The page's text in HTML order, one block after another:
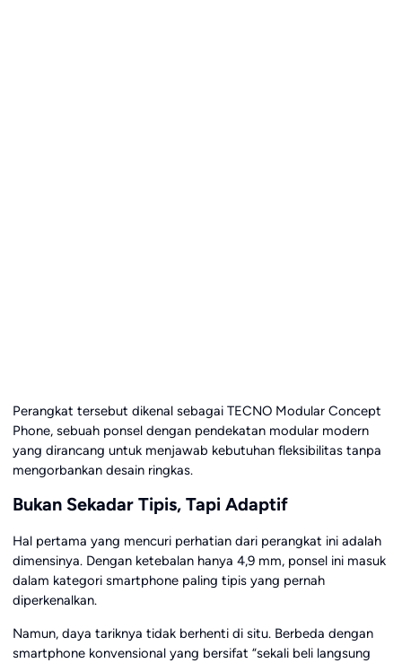
Perangkat tersebut dikenal sebagai TECNO Modular Concept
Phone, sebuah ponsel dengan pendekatan modular modern
yang dirancang untuk menjawab kebutuhan fleksibilitas tanpa
mengorbankan desain ringkas.
Bukan Sekadar Tipis, Tapi Adaptif
Hal pertama yang mencuri perhatian dari perangkat ini adalah
dimensinya. Dengan ketebalan hanya 4,9 mm, ponsel ini masuk
dalam kategori smartphone paling tipis yang pernah
diperkenalkan.
Namun, daya tariknya tidak berhenti di situ. Berbeda dengan
smartphone konvensional yang bersifat “sekali beli langsung